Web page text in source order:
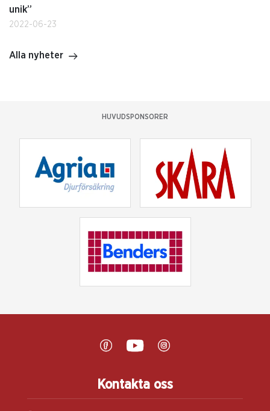
unik”
2022-06-23
Alla nyheter
HUVUDSPONSORER
Kontakta oss